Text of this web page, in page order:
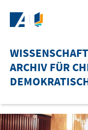
ARCHIV FÜR